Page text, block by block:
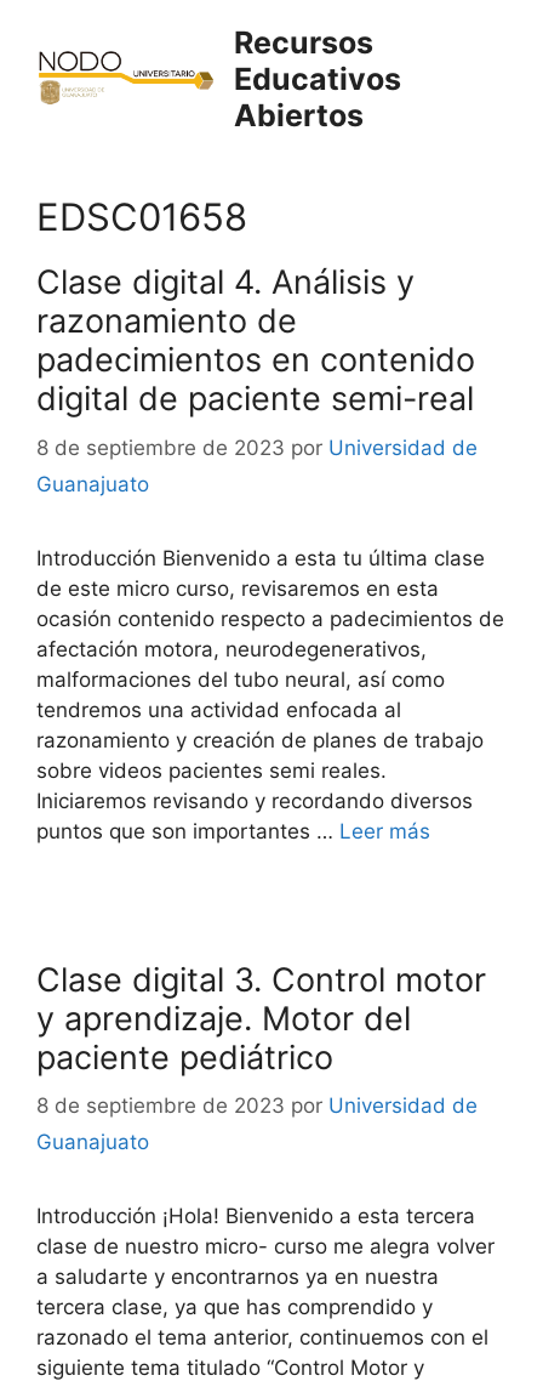
contenido
Recursos
Educativos
Abiertos
EDSC01658
Clase digital 4. Análisis y
razonamiento de
padecimientos en contenido
digital de paciente semi-real
8 de septiembre de 2023 por Universidad de
Guanajuato
Introducción Bienvenido a esta tu última clase
de este micro curso, revisaremos en esta
ocasión contenido respecto a padecimientos de
afectación motora, neurodegenerativos,
malformaciones del tubo neural, así como
tendremos una actividad enfocada al
razonamiento y creación de planes de trabajo
sobre videos pacientes semi reales.
Iniciaremos revisando y recordando diversos
puntos que son importantes … Leer más
Clase digital 3. Control motor
y aprendizaje. Motor del
paciente pediátrico
8 de septiembre de 2023 por Universidad de
Guanajuato
Introducción ¡Hola! Bienvenido a esta tercera
clase de nuestro micro- curso me alegra volver
a saludarte y encontrarnos ya en nuestra
tercera clase, ya que has comprendido y
razonado el tema anterior, continuemos con el
siguiente tema titulado “Control Motor y